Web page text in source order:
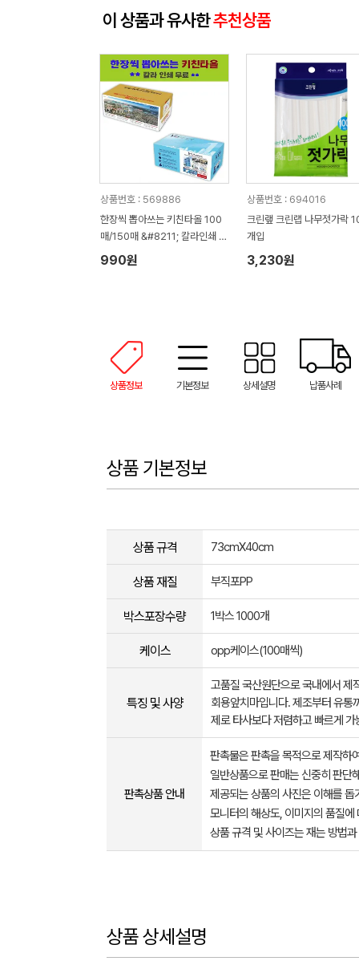
이 상품과 유사한추천상품
상품번호 : 569886
한장씩 뽑아쓰는 키친타올 100
매/150매 &#8211; 칼라인쇄 무
료
990원
상품번호 : 694016
크린랲 크린랩 나무젓가락
개입
3,230원
상품정보 기본정보 상세설명 납품사례
상품 기본정보
상품 규격 73cmX40cm
상품 재질 부직포PP
박스포장수량 1박스 1000개
케이스 opp케이스(100매씩)
특징 및 사양
고품질 국산원단으로 국내에서 제
회용앞치마입니다. 제조부터 유통
제로 타사보다 저렴하고 빠르게 가
판촉상품 안내
판촉물은 판촉을 목적으로 제작하
일반상품으로 판매는 신중히 판단
제공되는 상품의 사진은 이해를
모니터의 해상도, 이미지의 품질
상품 규격 및 사이즈는 재는 방법
상품 상세설명